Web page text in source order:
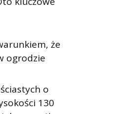
że
ogrodzie
o
130